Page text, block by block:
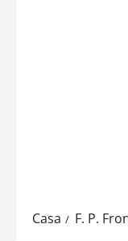
Casa F. P.